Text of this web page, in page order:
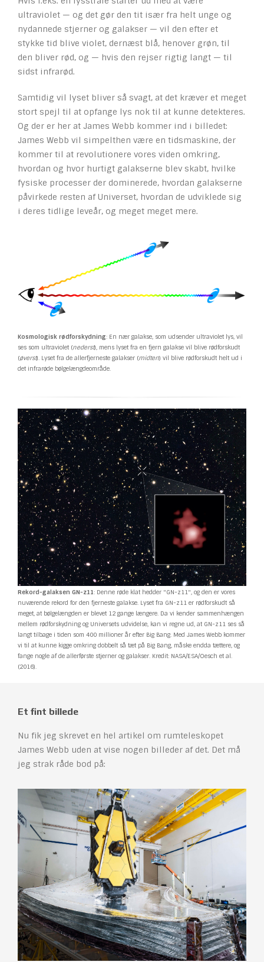
ultraviolet — og det gør den tit især fra helt unge og
nydannede stjerner og galakser — vil den efter et
stykke tid blive violet, dernæst blå, henover grøn, til
den bliver rød, og — hvis den rejser rigtig langt — til
sidst infrarød.
Samtidig vil lyset bliver så svagt, at det kræver et meget
stort spejl til at opfange lys nok til at kunne detekteres.
Og der er her at James Webb kommer ind i billedet:
James Webb vil simpelthen være en tidsmaskine, der
kommer til at revolutionere vores viden omkring,
hvordan og hvor hurtigt galakserne blev skabt, hvilke
fysiske processer der dominerede, hvordan galakserne
påvirkede resten af Universet, hvordan de udviklede sig
i deres tidlige leveår, og meget meget mere.
Kosmologisk rødforskydning: En nær galakse, som udsender ultraviolet lys, vil
ses som ultraviolet (nederst), mens lyset fra en fjern galakse vil blive rødforskudt
(øverst). Lyset fra de allerfjerneste galakser (midten) vil blive rødforskudt helt ud i
det infrarøde bølgelængdeområde.
Rekord-galaksen GN-z11: Denne røde klat hedder "GN-z11", og den er vores
nuværende rekord for den fjerneste galakse. Lyset fra GN-z11 er rødforskudt så
meget, at bølgelængden er blevet 12 gange længere. Da vi kender sammenhængen
mellem rødforskydning og Universets udvidelse, kan vi regne ud, at GN-z11 ses så
langt tilbage i tiden som 400 millioner år efter Big Bang. Med James Webb kommer
vi til at kunne kigge omkring dobbelt så tæt på Big Bang, måske endda tættere, og
fange nogle af de allerførste stjerner og galakser. Kredit: NASA/ESA/Oesch et al.
(2016).
Et fint billede
Nu fik jeg skrevet en hel artikel om rumteleskopet
James Webb uden at vise nogen billeder af det. Det må
jeg strak råde bod på: